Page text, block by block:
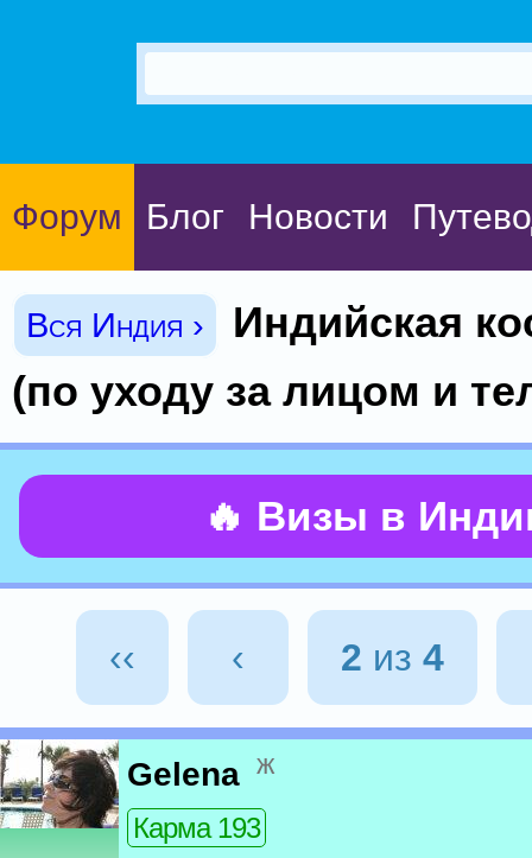
Форум Блог Новости
Вся Индия ›
Индийская
(по уходу за лицом и
🔥 Визы в
‹‹ ‹ 2 из 4
Gelena ж
Карма 193